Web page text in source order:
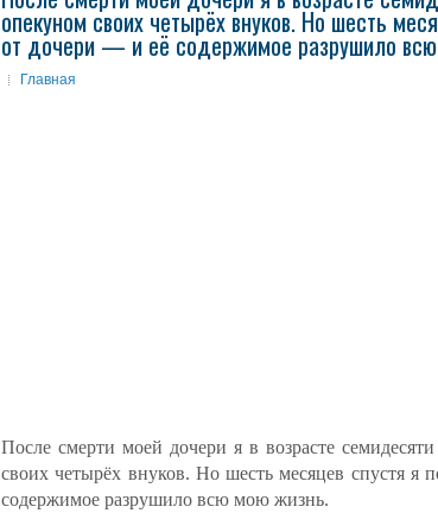
опекуном своих четырёх внуков. Но шесть
от дочери — и её содержимое разрушило
Главная
После смерти моей дочери я в возрасте
своих четырёх внуков. Но шесть месяцев спустя
содержимое разрушило всю мою жизнь.